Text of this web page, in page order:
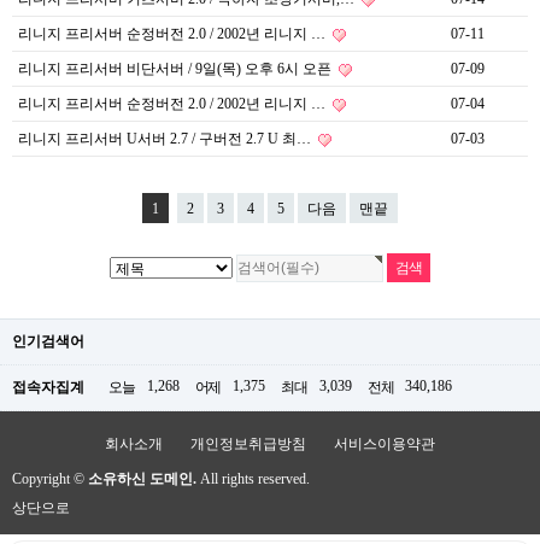
리니지 프리서버 순정버전 2.0 / 2002년 리니지 … 07-11
리니지 프리서버 비단서버 / 9일(목) 오후 6시 오픈 07-09
리니지 프리서버 순정버전 2.0 / 2002년 리니지 … 07-04
리니지 프리서버 U서버 2.7 / 구버전 2.7 U 최… 07-03
1 2 3 4 5 다음 맨끝
인기검색어
접속자집계 오늘 1,268 어제 1,375 최대 3,039 전체 340,186
회사소개 개인정보취급방침 서비스이용약관
Copyright © 소유하신 도메인. All rights reserved.
상단으로